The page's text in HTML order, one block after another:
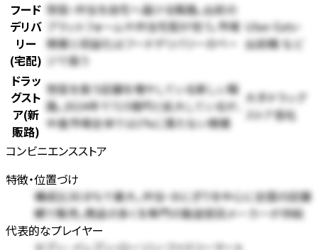
フード
デリバ
リー
(宅配)
惣菜・弁当を自宅へ届ける販路。出前の
プラットフォームや弁当宅配が担う。市場
規模と収益化はフードデリバリーのペー
ジで扱う
Uber Eats・
出前館 など
ドラッ
グスト
ア(新
販路)
惣菜を扱う店舗を増やしている新しい販
路。2024年で715億円と拡大しているが、
中食市場全体では1%に満たない規模
大手ドラッグ
ストア各社
コンビニエンスストア
特徴・位置づけ
構成比30.8%で最大。弁当・おにぎりを中心に全国の店舗
網で販売。商品の多くを専門の製造受託メーカーが供給
代表的なプレイヤー